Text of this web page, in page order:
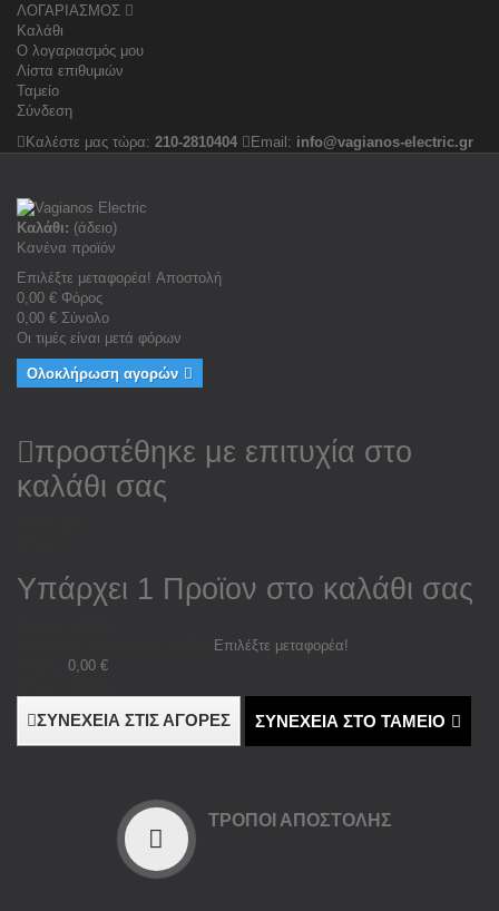
ΛΟΓΑΡΙΑΣΜΟΣ
Καλάθι
Ο λογαριασμός μου
Λίστα επιθυμιών
Ταμείο
Σύνδεση
Καλέστε μας τώρα: 210-2810404 Email: info@vagianos-electric.gr
Καλάθι: (άδειο)
Κανένα προϊόν
Επιλέξτε μεταφορέα! Αποστολή
0,00 € Φόρος
0,00 € Σύνολο
Οι τιμές είναι μετά φόρων
Ολοκλήρωση αγορών
προστέθηκε με επιτυχία στο
καλάθι σας
Υπάρχει 1 Προϊον στο καλάθι σας
Επιλέξτε μεταφορέα!
0,00 €
ΣΥΝΕΧΕΙΑ ΣΤΙΣ ΑΓΟΡΕΣ ΣΥΝΕΧΕΙΑ ΣΤΟ ΤΑΜΕΙΟ
ΤΡΌΠΟΙ ΑΠΟΣΤΟΛΉΣ